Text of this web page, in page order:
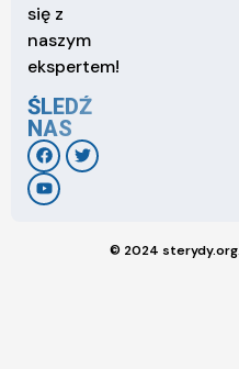
się z
naszym
ekspertem!
ŚLEDŹ
NAS
© 2024